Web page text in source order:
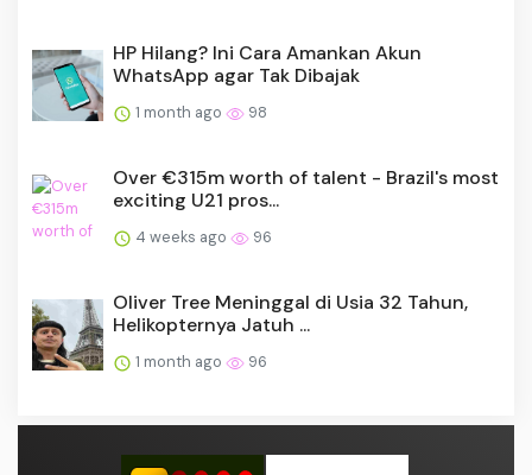
HP Hilang? Ini Cara Amankan Akun
WhatsApp agar Tak Dibajak
1 month ago 98
Over €315m worth of talent - Brazil's most
exciting U21 pros...
4 weeks ago 96
Oliver Tree Meninggal di Usia 32 Tahun,
Helikopternya Jatuh ...
1 month ago 96